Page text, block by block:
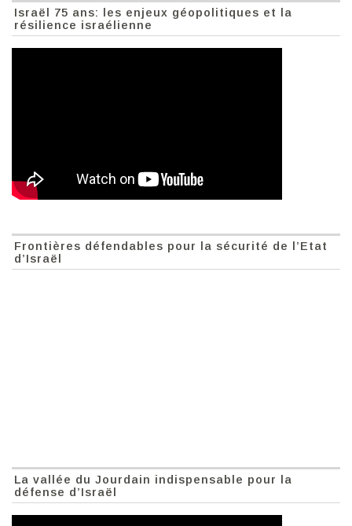
Israël 75 ans: les enjeux géopolitiques et la
résilience israélienne
Frontières défendables pour la sécurité de l’Etat
d’Israël
La vallée du Jourdain indispensable pour la
défense d’Israël